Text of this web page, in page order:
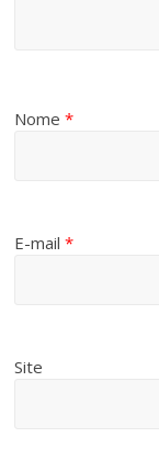
Nome*
E-mail*
Site